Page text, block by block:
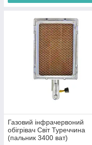
Газовий інфрачервоний
обігрівач Світ Туреччина
(пальник 3400 ват)